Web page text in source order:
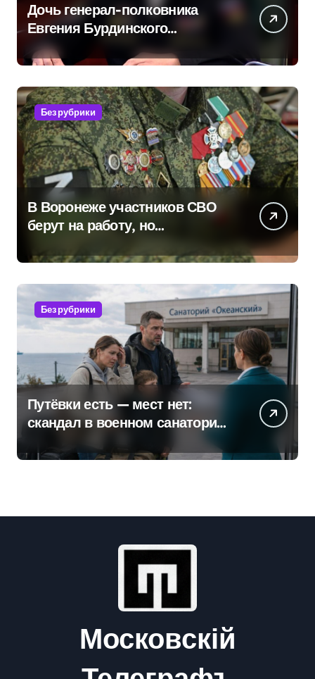
Дочь генерал-полковника
Евгения Бурдинского
оказывает платные услуги по
вопросам военной службы и
бронирования
Без рубрики
В Воронеже участников СВО
берут на работу, но
удержаться удаётся не всем
Без рубрики
Путёвки есть — мест нет:
скандал в военном санатории
Московскій